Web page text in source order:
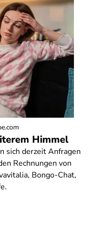
Himmel
sich derzeit Anfragen
Rechnungen von
Bongo-Chat,